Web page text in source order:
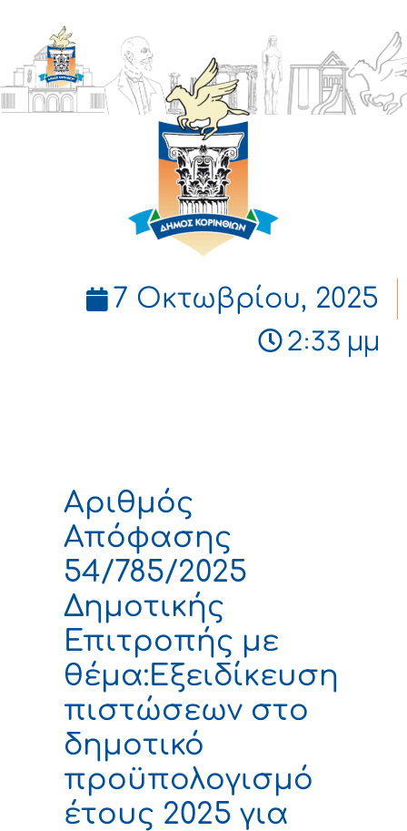
ΔΗΜΟΣ
ΚΟΡΙΝΘΙΩΝ
7 Οκτωβρίου, 2025
2:33 μμ
Αριθμός
Απόφασης
54/785/2025
Δημοτικής
Επιτροπής με
θέμα:Εξειδίκευση
πιστώσεων στο
δημοτικό
προϋπολογισμό
έτους 2025 για